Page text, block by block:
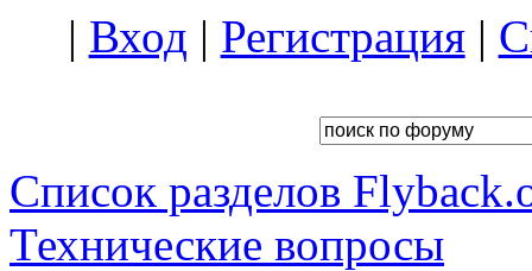
| Вход | Регистрация|
Список разделов
Технические вопросы